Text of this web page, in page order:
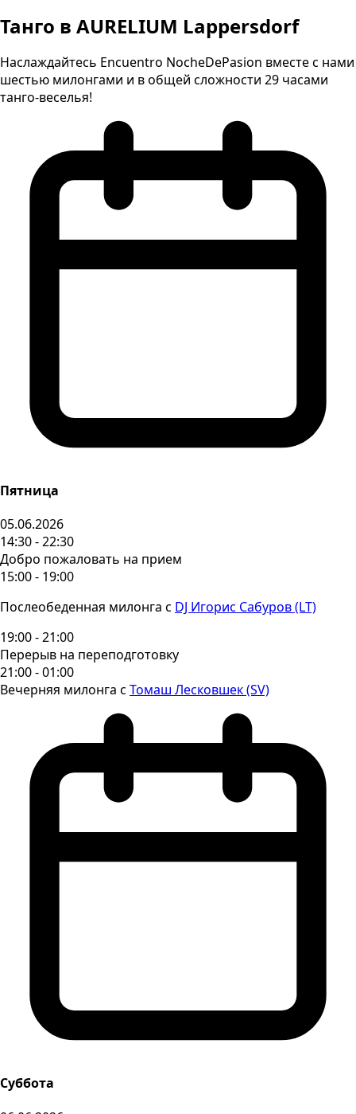
Танго в AURELIUM Lappersdorf
Наслаждайтесь Encuentro NocheDePasion вместе с нами
шестью милонгами и в общей сложности 29 часами
танго-веселья!
Пятница
05.06.2026
14:30 - 22:30
Добро пожаловать на прием
15:00 - 19:00
Послеобеденная милонга с DJ Игорис Сабуров (LT)
19:00 - 21:00
Перерыв на переподготовку
21:00 - 01:00
Вечерняя милонга с Томаш Лесковшек (SV)
Суббота